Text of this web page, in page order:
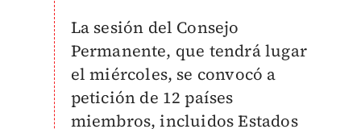
La sesión del Consejo
Permanente, que tendrá lugar
el miércoles, se convocó a
petición de 12 países
miembros, incluidos Estados